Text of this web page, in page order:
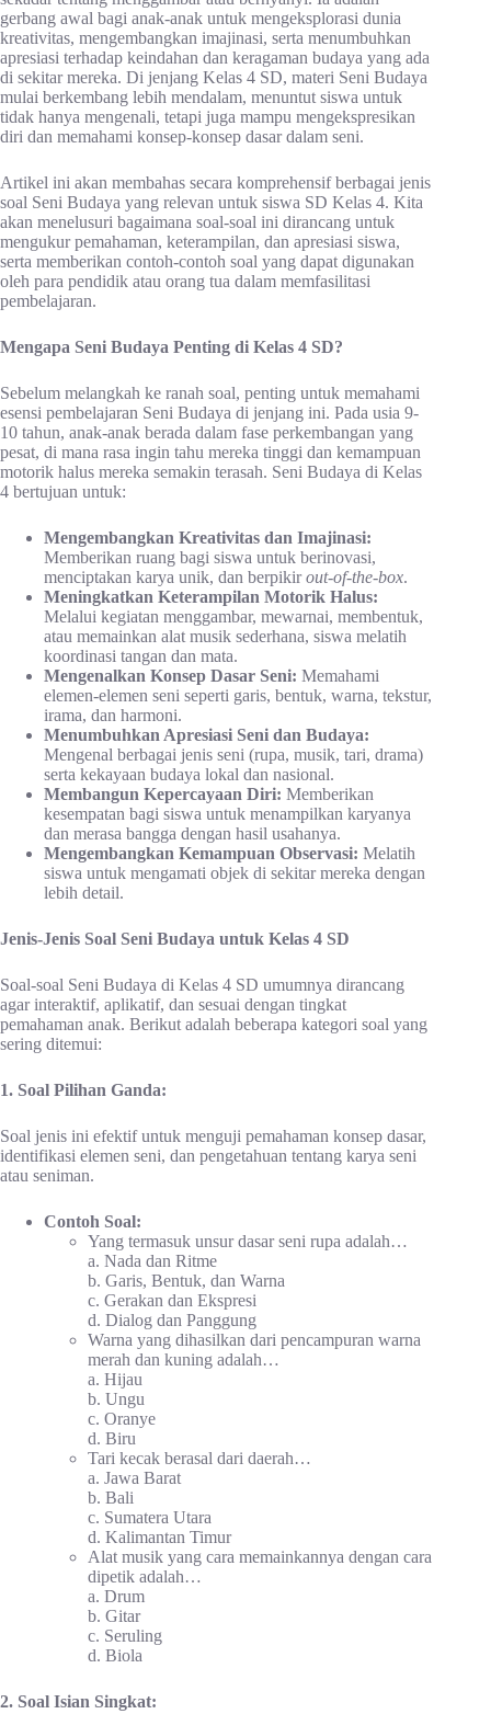
gerbang awal bagi anak-anak untuk mengeksplorasi dunia
kreativitas, mengembangkan imajinasi, serta menumbuhkan
apresiasi terhadap keindahan dan keragaman budaya yang ada
di sekitar mereka. Di jenjang Kelas 4 SD, materi Seni Budaya
mulai berkembang lebih mendalam, menuntut siswa untuk
tidak hanya mengenali, tetapi juga mampu mengekspresikan
diri dan memahami konsep-konsep dasar dalam seni.
Artikel ini akan membahas secara komprehensif berbagai jenis
soal Seni Budaya yang relevan untuk siswa SD Kelas 4. Kita
akan menelusuri bagaimana soal-soal ini dirancang untuk
mengukur pemahaman, keterampilan, dan apresiasi siswa,
serta memberikan contoh-contoh soal yang dapat digunakan
oleh para pendidik atau orang tua dalam memfasilitasi
pembelajaran.
Mengapa Seni Budaya Penting di Kelas 4 SD?
Sebelum melangkah ke ranah soal, penting untuk memahami
esensi pembelajaran Seni Budaya di jenjang ini. Pada usia 9-
10 tahun, anak-anak berada dalam fase perkembangan yang
pesat, di mana rasa ingin tahu mereka tinggi dan kemampuan
motorik halus mereka semakin terasah. Seni Budaya di Kelas
4 bertujuan untuk:
Mengembangkan Kreativitas dan Imajinasi:
Memberikan ruang bagi siswa untuk berinovasi,
menciptakan karya unik, dan berpikirout-of-the-box.
Meningkatkan Keterampilan Motorik Halus:
Melalui kegiatan menggambar, mewarnai, membentuk,
atau memainkan alat musik sederhana, siswa melatih
koordinasi tangan dan mata.
Mengenalkan Konsep Dasar Seni: Memahami
elemen-elemen seni seperti garis, bentuk, warna, tekstur,
irama, dan harmoni.
Menumbuhkan Apresiasi Seni dan Budaya:
Mengenal berbagai jenis seni (rupa, musik, tari, drama)
serta kekayaan budaya lokal dan nasional.
Membangun Kepercayaan Diri: Memberikan
kesempatan bagi siswa untuk menampilkan karyanya
dan merasa bangga dengan hasil usahanya.
Mengembangkan Kemampuan Observasi: Melatih
siswa untuk mengamati objek di sekitar mereka dengan
lebih detail.
Jenis-Jenis Soal Seni Budaya untuk Kelas 4 SD
Soal-soal Seni Budaya di Kelas 4 SD umumnya dirancang
agar interaktif, aplikatif, dan sesuai dengan tingkat
pemahaman anak. Berikut adalah beberapa kategori soal yang
sering ditemui:
1. Soal Pilihan Ganda:
Soal jenis ini efektif untuk menguji pemahaman konsep dasar,
identifikasi elemen seni, dan pengetahuan tentang karya seni
atau seniman.
Contoh Soal:
Yang termasuk unsur dasar seni rupa adalah…
a. Nada dan Ritme
b. Garis, Bentuk, dan Warna
c. Gerakan dan Ekspresi
d. Dialog dan Panggung
Warna yang dihasilkan dari pencampuran warna
merah dan kuning adalah…
a. Hijau
b. Ungu
c. Oranye
d. Biru
Tari kecak berasal dari daerah…
a. Jawa Barat
b. Bali
c. Sumatera Utara
d. Kalimantan Timur
Alat musik yang cara memainkannya dengan cara
dipetik adalah…
a. Drum
b. Gitar
c. Seruling
d. Biola
2. Soal Isian Singkat: